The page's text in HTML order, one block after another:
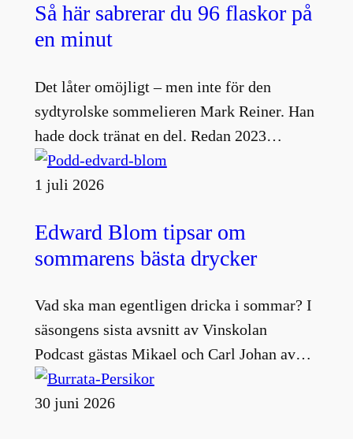
Så här sabrerar du 96 flaskor på
en minut
Det låter omöjligt – men inte för den
sydtyrolske sommelieren Mark Reiner. Han
hade dock tränat en del. Redan 2023…
1 juli 2026
Edward Blom tipsar om
sommarens bästa drycker
Vad ska man egentligen dricka i sommar? I
säsongens sista avsnitt av Vinskolan
Podcast gästas Mikael och Carl Johan av…
30 juni 2026